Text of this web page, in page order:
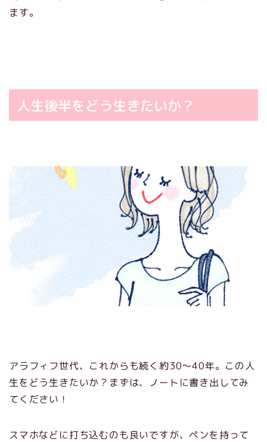
ます。
人生後半をどう生きたいか？
アラフィフ世代、これからも続く約30～40年。この人
生をどう生きたいか？まずは、ノートに書き出してみ
てください！
スマホなどに打ち込むのも良いですが、ペンを持って